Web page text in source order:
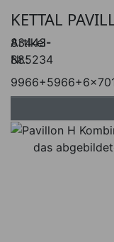
KETTAL
Artikel-
Nr.:
83443-
885234
das